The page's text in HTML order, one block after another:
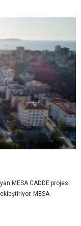
MESA CADDE projesi
MESA